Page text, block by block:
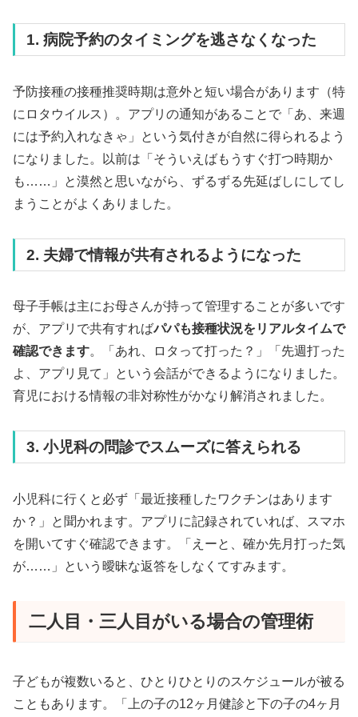
1. 病院予約のタイミングを逃さなくなった
予防接種の接種推奨時期は意外と短い場合があります（特
にロタウイルス）。アプリの通知があることで「あ、来週
には予約入れなきゃ」という気付きが自然に得られるよう
になりました。以前は「そういえばもうすぐ打つ時期か
も……」と漠然と思いながら、ずるずる先延ばしにしてし
まうことがよくありました。
2. 夫婦で情報が共有されるようになった
母子手帳は主にお母さんが持って管理することが多いです
が、アプリで共有すればパパも接種状況をリアルタイムで
確認できます。「あれ、ロタって打った？」「先週打った
よ、アプリ見て」という会話ができるようになりました。
育児における情報の非対称性がかなり解消されました。
3. 小児科の問診でスムーズに答えられる
小児科に行くと必ず「最近接種したワクチンはあります
か？」と聞かれます。アプリに記録されていれば、スマホ
を開いてすぐ確認できます。「えーと、確か先月打った気
が……」という曖昧な返答をしなくてすみます。
二人目・三人目がいる場合の管理術
子どもが複数いると、ひとりひとりのスケジュールが被る
こともあります。「上の子の12ヶ月健診と下の子の4ヶ月